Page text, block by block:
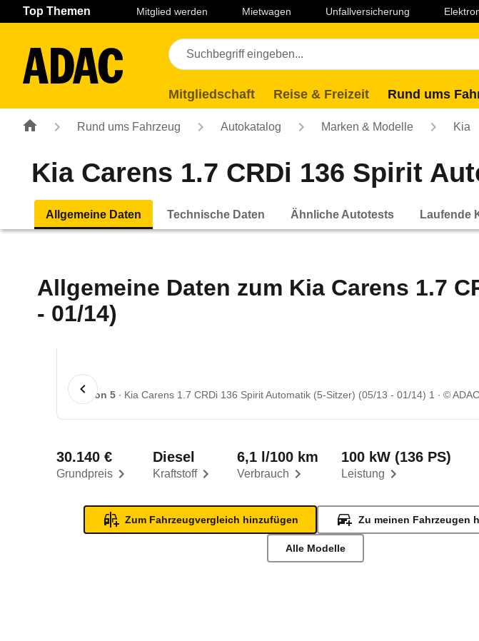
Navigation Seiteninhalt Fußzeile
Top Themen Mitglied werden Mietwagen Unfallversicherung
Mitgliedschaft Reise & Freizeit Rund ums
Rund ums Fahrzeug Autokatalog Marken & Modelle Kia
Kia Carens 1.7 CRDi 136 Spirit
Allgemeine Daten Technische Daten Ähnliche Autotests Laufende
Allgemeine Daten zum Kia Carens 1.7
- 01/14)
1 von 5 Kia Carens 1.7 CRDi 136 Spirit Automatik (5-Sitzer) (05/13 - 01/14) 1 © ADAC
Grundpreis
30.140 €
Kraftstoff
Diesel
Verbrauch
6,1 l/100 km
Leistung
100 kW (136 PS)
Zum Fahrzeugvergleich hinzufügen Zu meinen Fahrzeugen
Alle Modelle